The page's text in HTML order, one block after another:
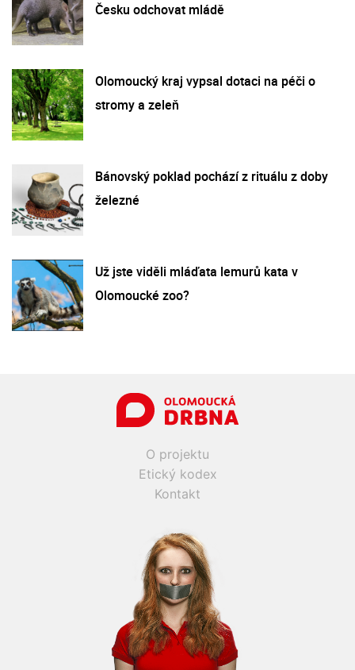
Česku odchovat mládě
Olomoucký kraj vypsal dotaci na péči o
stromy a zeleň
Bánovský poklad pochází z rituálu z doby
železné
Už jste viděli mláďata lemurů kata v
Olomoucké zoo?
O projektu
Etický kodex
Kontakt